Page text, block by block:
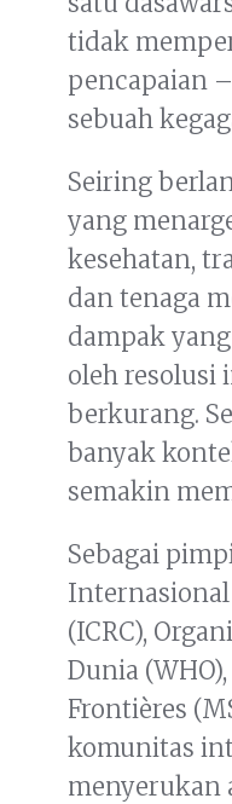
tidak
pencapaian
sebuah
Seiring
yang
kesehatan,
dan tenaga
dampak
oleh resolusi
berkurang.
banyak
semakin
Sebagai
(ICRC),
Dunia
Frontières
komunitas
menyerukan